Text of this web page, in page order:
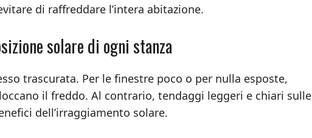
di raffreddare l’intera abitazione.
solare di ogni stanza
trascurata. Per le finestre poco o per nulla esposte,
il freddo. Al contrario, tendaggi leggeri e chiari sulle
dell’irraggiamento solare.